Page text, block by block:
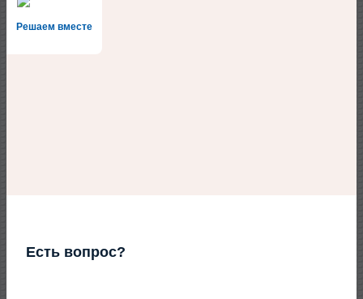
Решаем вместе
Есть вопрос?